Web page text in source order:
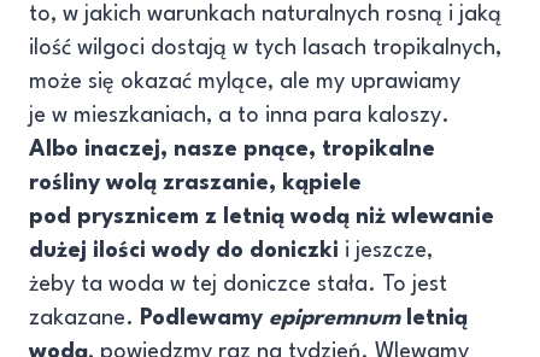
to, w jakich warunkach naturalnych rosną i jaką
ilość wilgoci dostają w tych lasach tropikalnych,
może się okazać mylące, ale my uprawiamy
je w mieszkaniach, a to inna para kaloszy.
Albo inaczej, nasze pnące, tropikalne
rośliny wolą zraszanie, kąpiele
pod prysznicem z letnią wodą niż wlewanie
dużej ilości wody do doniczki i jeszcze,
żeby ta woda w tej doniczce stała. To jest
zakazane.
Podlewamy epipremnumletnią
wodą, powiedzmy raz na tydzień. Wlewamy